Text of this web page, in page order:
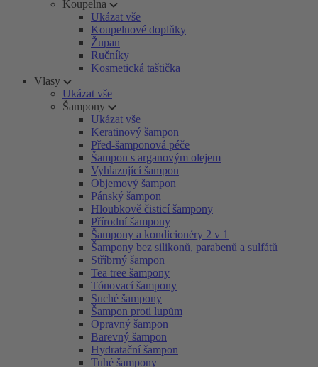
Koupelna
Ukázat vše
Koupelnové doplňky
Župan
Ručníky
Kosmetická taštička
Vlasy
Ukázat vše
Šampony
Ukázat vše
Keratinový šampon
Před-šamponová péče
Šampon s arganovým olejem
Vyhlazující šampon
Objemový šampon
Pánský šampon
Hloubkově čisticí šampony
Přírodní šampony
Šampony a kondicionéry 2 v 1
Šampony bez silikonů, parabenů a sulfátů
Stříbrný šampon
Tea tree šampony
Tónovací šampony
Suché šampony
Šampon proti lupům
Opravný šampon
Barevný šampon
Hydratační šampon
Tuhé šampony